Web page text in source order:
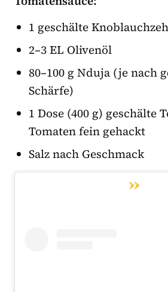
1 geschälte
2–3 EL Olivenöl
80–100 g Nduja (je nach
Schärfe)
1 Dose (400 g) geschälte
Tomaten fein gehackt
Salz nach Geschmack